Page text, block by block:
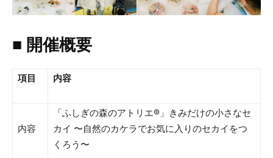
■ 開催概要
項目 内容
内容
「ふしぎの森のアトリエ®︎」きみだけの小さなセ
カイ 〜自然のカケラでお気に入りのセカイをつ
くろう〜